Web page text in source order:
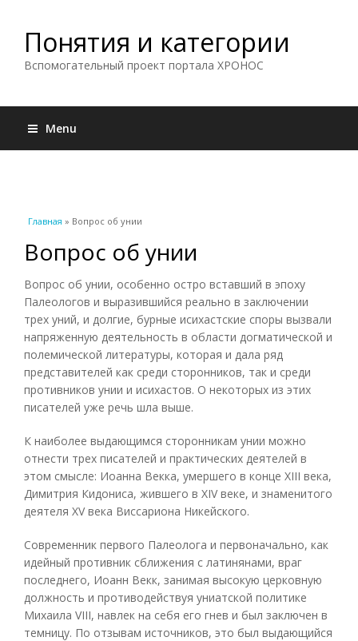
Понятия и категории
Вспомогательный проект портала ХРОНОС
Menu
Вы здесь
Главная » Вопрос об унии
Вопрос об унии
Вопрос об унии, особенно остро вставший в эпоху
Палеологов и выразившийся реально в заключении
трех уний, и долгие, бурные исихастские споры вызвали
напряженную деятельность в области догматической и
полемической литературы, которая и дала ряд
представителей как среди сторонников, так и среди
противников унии и исихастов. О некоторых из этих
писателей уже речь шла выше.
К наиболее выдающимся сторонникам унии можно
отнести трех писателей и практических деятелей в
этом смысле: Иоанна Векка, умершего в конце XIII века,
Димитрия Кидониса, жившего в XIV веке, и знаменитого
деятеля XV века Виссариона Никейского.
Современник первого Палеолога и первоначально, как
идейный противник сближения с латинянами, враг
последнего, Иоанн Векк, занимая высокую церковную
должность и противодействуя униатской политике
Михаила VIII, навлек на себя его гнев и был заключен в
темницу. По отзывам источников, это был выдающийся